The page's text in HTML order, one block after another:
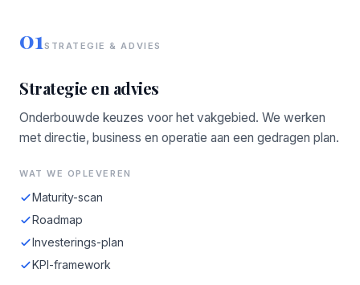
01STRATEGIE & ADVIES
Strategie en advies
Onderbouwde keuzes voor het vakgebied. We werken
met directie, business en operatie aan een gedragen plan.
WAT WE OPLEVEREN
Maturity-scan
Roadmap
Investerings-plan
KPI-framework